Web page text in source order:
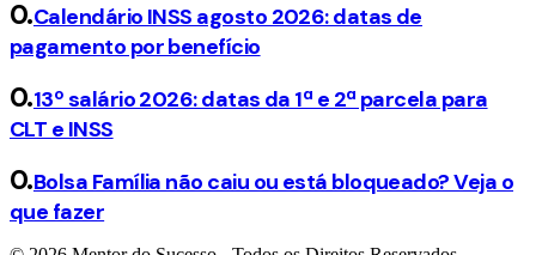
Calendário INSS agosto 2026: datas de
pagamento por benefício
13º salário 2026: datas da 1ª e 2ª parcela para
CLT e INSS
Bolsa Família não caiu ou está bloqueado? Veja o
que fazer